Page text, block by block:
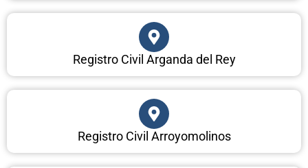
Registro Civil Arganda del Rey
Registro Civil Arroyomolinos